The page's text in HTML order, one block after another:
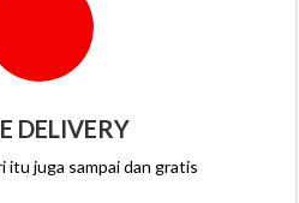
DELIVERY
itu juga sampai dan gratis